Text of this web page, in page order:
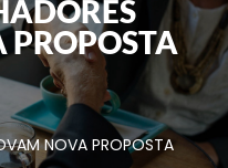
NOVA PROPOSTA